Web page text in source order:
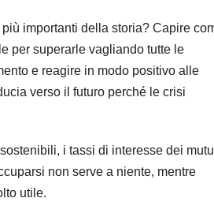
importanti della storia? Capire
per superarle vagliando tutte le
e reagire in modo positivo alle
verso il futuro perché le crisi
i tassi di interesse dei
non serve a niente, mentre
utile.